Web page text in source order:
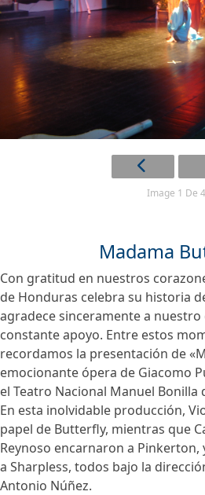
Image 1 De 4
Madama
Con gratitud en nuestros
de Honduras celebra su historia
agradece sinceramente a
constante apoyo. Entre estos
recordamos la presentación de
emocionante ópera de Giacomo
el Teatro Nacional Manuel Bonilla
En esta inolvidable producción,
papel de Butterfly, mientras que
Reynoso encarnaron a
a Sharpless, todos bajo la
Antonio Núñez.